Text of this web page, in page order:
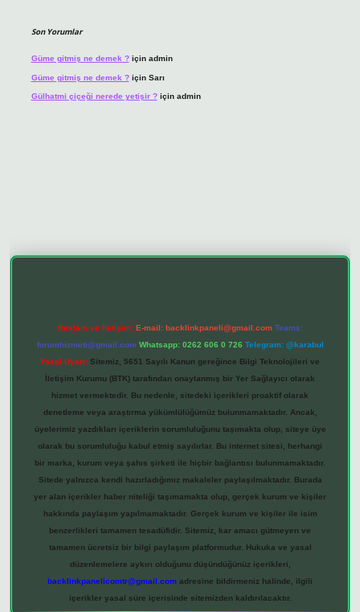
Son Yorumlar
Güme gitmiş ne demek ?için admin
Güme gitmiş ne demek ?için Sarı
Gülhatmi çiçeği nerede yetişir ?için admin
Reklam ve İletişim: E-mail: backlinkpaneli@gmail.com Teams:
forumhizmeti@gmail.com Whatsapp: 0262 606 0 726 Telegram: @karabul
Yasal Uyarı: Sitemiz, 5651 Sayılı Kanun gereğince Bilgi Teknolojileri ve
İletişim Kurumu (BTK) tarafından onaylanmış bir Yer Sağlayıcı olarak
hizmet vermektedir. Bu nedenle, sitedeki içerikleri proaktif olarak
denetleme veya araştırma yükümlülüğümüz bulunmamaktadır. Ancak,
üyelerimiz yazdıkları içeriklerin sorumluluğunu taşımakta olup, siteye üye
olarak bu sorumluluğu kabul etmiş sayılırlar. Bu internet sitesi, herhangi
bir marka, kurum veya şahıs şirketi ile hiçbir bağlantısı bulunmamaktadır.
Sitede yalnızca kendi hazırladığımız makaleler paylaşılmaktadır. Burada
yer alan içerikler haber niteliği taşımamakta olup, gerçek kurum ve kişiler
hakkında paylaşım yapılmamaktadır. Gerçek kurum ve kişiler ile isim
benzerlikleri tamamen tesadüfidir. Sitemiz, kar amacı gütmeyen ve
tamamen ücretsiz bir bilgi paylaşım platformudur. Hukuka ve yasal
düzenlemelere aykırı olduğunu düşündüğünüz içerikleri,
backlinkpanelicomtr@gmail.com adresine bildirmeniz halinde, ilgili
içerikler yasal süre içerisinde sitemizden kaldırılacaktır.